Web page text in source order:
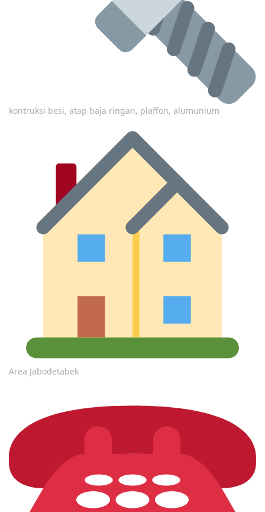
kontruksi besi, atap baja ringan, plaffon, alumunium
Area Jabodetabek